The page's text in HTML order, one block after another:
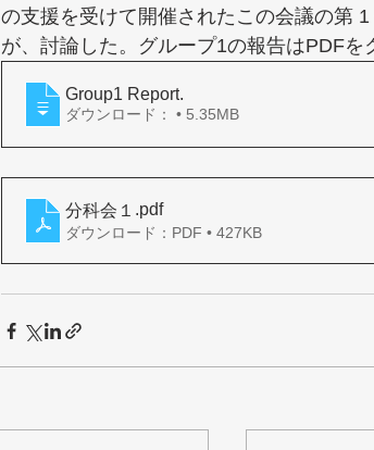
の支援を受けて開催されたこの会議の第
が、討論した。グループ1の報告はPDFを
Group1 Report.
ダウンロード： • 5.35MB
分科会１ .pdf
ダウンロード：PDF • 427KB